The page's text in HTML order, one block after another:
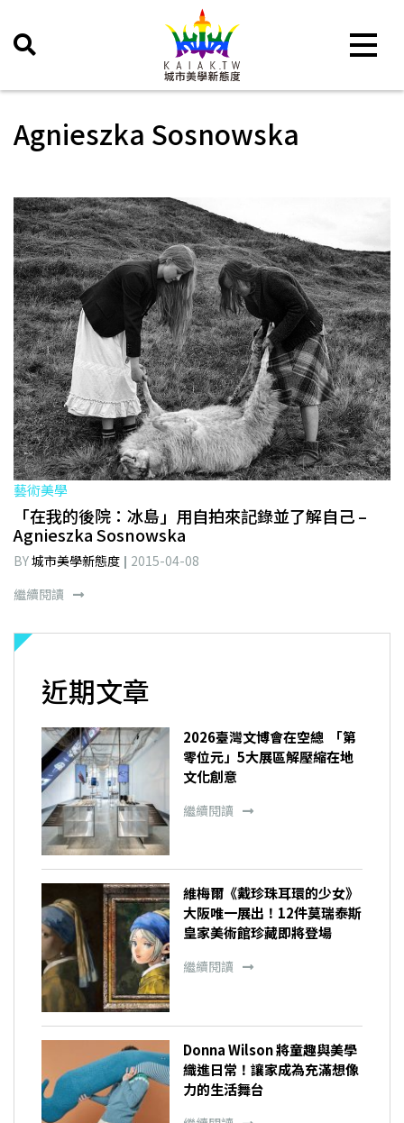
Toggle
Agnieszka Sosnowska
藝術美學
「在我的後院：冰島」用自拍來記錄並了解自己 –
Agnieszka Sosnowska
BY城市美學新態度
2015-04-08
繼續閱讀
近期文章
2026臺灣文博會在空總 「第
零位元」5大展區解壓縮在地
文化創意
繼續閱讀
維梅爾《戴珍珠耳環的少女》
大阪唯一展出！12件莫瑞泰斯
皇家美術館珍藏即將登場
繼續閱讀
Donna Wilson 將童趣與美學
織進日常！讓家成為充滿想像
力的生活舞台